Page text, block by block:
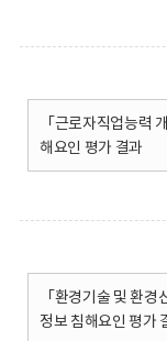
「근로자직업능력
해요인 평가 결과
「환경기술 및 환
정보 침해요인 평가